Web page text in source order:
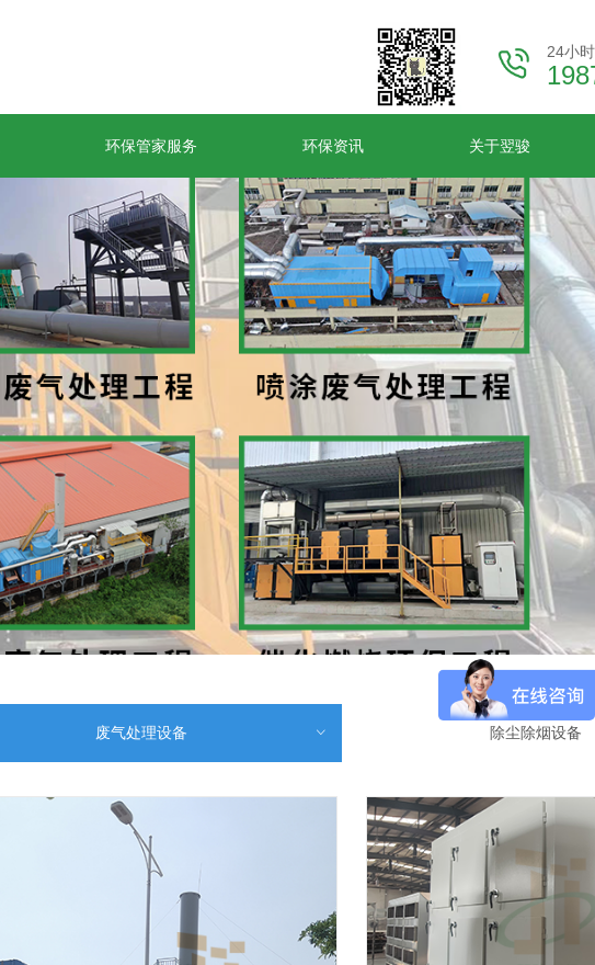
24小
环保管家服务 环保资讯 关于翌骏
ꀁ
废气处理设备 除尘除烟设备